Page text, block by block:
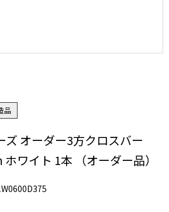
品
ズ オーダー3方クロスバー
ワイト 1本 （オーダー品）